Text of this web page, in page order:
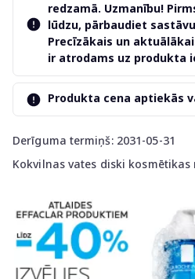
Derīguma termiņš: 2031-05-31
Kokvilnas vates diski kosmētikas
redzamā. Uzmanību!
lūdzu, pārbaudiet
Precīzākais un
ir atrodams uz produkta
Produkta cena aptiekās